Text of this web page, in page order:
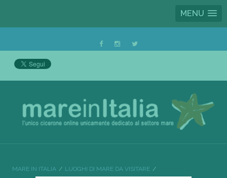
MENU
MARE IN ITALIA LUOGHI DI MARE DA VISITARE